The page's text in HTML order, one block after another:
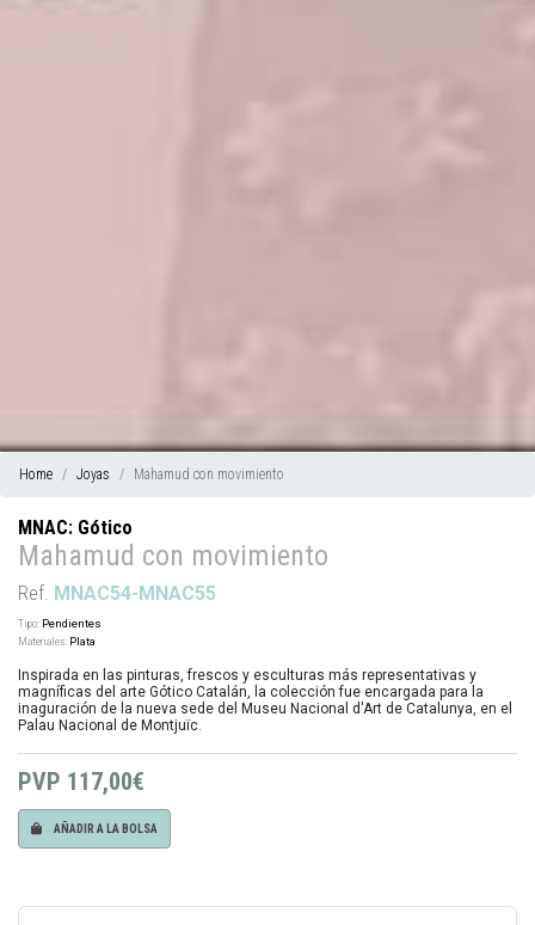
Home Joyas Mahamud con movimiento
MNAC: Gótico
Mahamud con movimiento
Ref. MNAC54-MNAC55
Tipo: Pendientes
Materiales: Plata
Inspirada en las pinturas, frescos y esculturas más representativas y
magníficas del arte Gótico Catalán, la colección fue encargada para la
inaguración de la nueva sede del Museu Nacional d'Art de Catalunya, en el
Palau Nacional de Montjuïc.
PVP 117,00€
AÑADIR A LA BOLSA